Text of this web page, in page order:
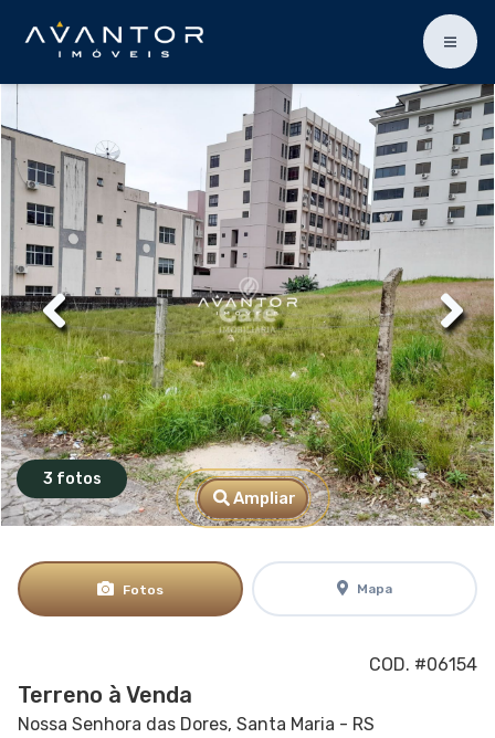
3 fotos
Ampliar
Fotos Mapa
COD. #06154
Terreno à Venda
Nossa Senhora das Dores, Santa Maria - RS